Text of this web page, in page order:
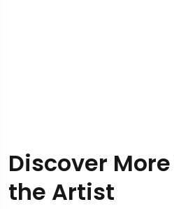
Discover
the Artist